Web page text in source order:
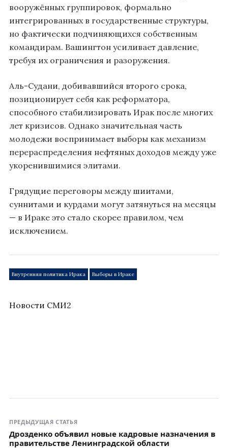
вооружённых группировок, формально
интегрированных в государственные структуры,
но фактически подчиняющихся собственным
командирам. Вашингтон усиливает давление,
требуя их ограничения и разоружения.
Аль-Судани, добивавшийся второго срока,
позиционирует себя как реформатора,
способного стабилизировать Ирак после многих
лет кризисов. Однако значительная часть
молодежи воспринимает выборы как механизм
перераспределения нефтяных доходов между уже
укоренившимися элитами.
Грядущие переговоры между шиитами,
суннитами и курдами могут затянуться на месяцы
— в Ираке это стало скорее правилом, чем
исключением.
Внутренняя политика Ирака Выборы в Ираке
Новости СМИ2
ПРЕДЫДУЩАЯ СТАТЬЯ
Дрозденко объявил новые кадровые назначения в
правительстве Ленинградской области